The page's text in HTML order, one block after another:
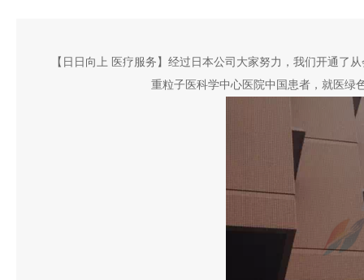
【日日向上 医疗服务】经过日本公司大家努力，我们开通了
重粒子医科学中心医院中国患者，就医绿